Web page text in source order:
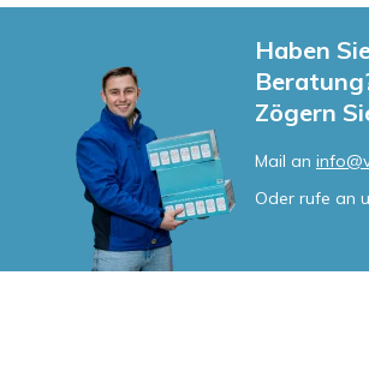
Haben
Zögern
Mail an
Oder rufe an